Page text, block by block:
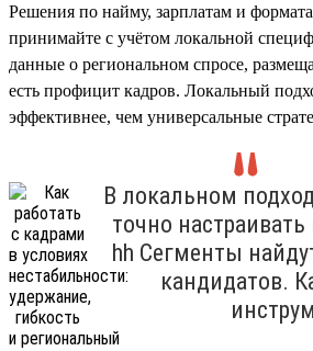
Решения по найму, зарплатам и
принимайте с учётом локальной
данные о региональном спросе,
есть профицит кадров. Локальный
эффективнее, чем универсальные
В локальном
точно
hh Сегменты
кандидатов.